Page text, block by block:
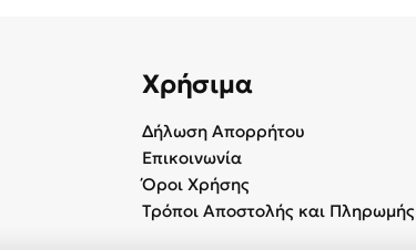
Χρήσιμα
Δήλωση Απορρήτου
Επικοινωνία
Όροι Χρήσης
Τρόποι Αποστολής και Πληρωμής